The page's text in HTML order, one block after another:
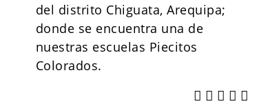
del distrito Chiguata, Arequipa;
donde se encuentra una de
nuestras escuelas Piecitos
Colorados.